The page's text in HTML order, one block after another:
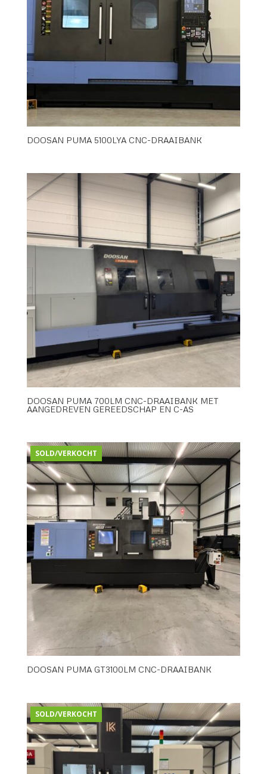
DOOSAN PUMA 5100LYA CNC-DRAAIBANK
DOOSAN PUMA 700LM CNC-DRAAIBANK MET
AANGEDREVEN GEREEDSCHAP EN C-AS
SOLD/VERKOCHT
DOOSAN PUMA GT3100LM CNC-DRAAIBANK
SOLD/VERKOCHT